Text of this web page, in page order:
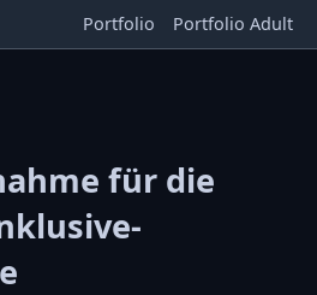
Portfolio Portfolio Adult
für die